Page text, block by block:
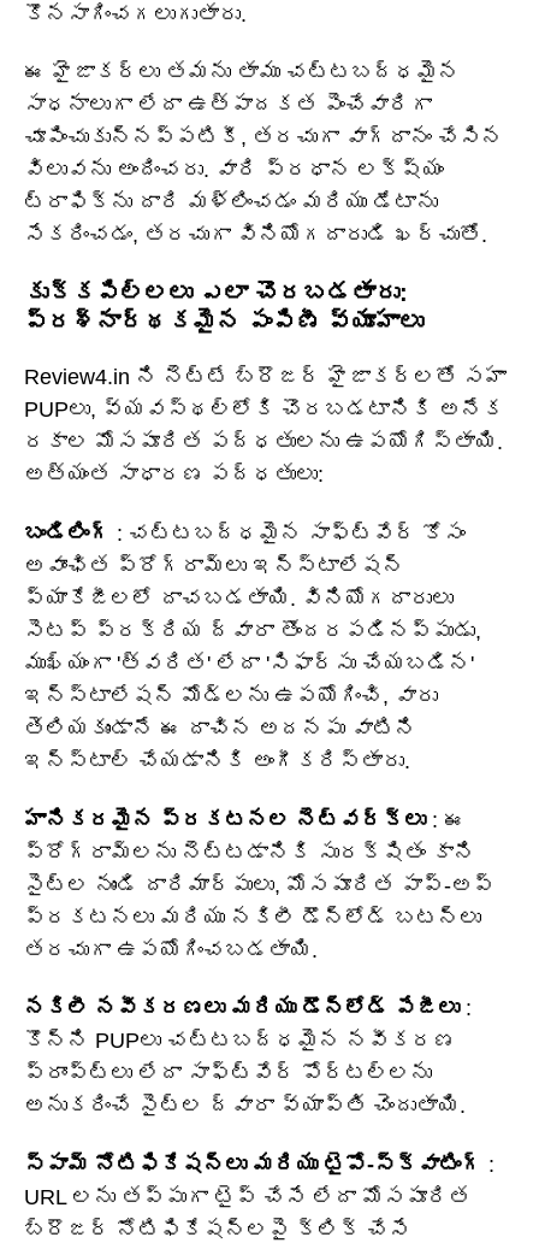
కొనసాగించగలుగుతారు.
ఈ హైజాకర్లు తమను తాము చట్టబద్ధమైన
సాధనాలుగా లేదా ఉత్పాదకత పెంచేవారిగా
చూపించుకున్నప్పటికీ, తరచుగా వాగ్దానం చేసిన
విలువను అందించరు. వారి ప్రధాన లక్ష్యం
ట్రాఫిక్‌ను దారి మళ్లించడం మరియు డేటాను
సేకరించడం, తరచుగా వినియోగదారుడి ఖర్చుతో.
కుక్కపిల్లలు ఎలా చొరబడతారు:
ప్రశ్నార్థకమైన పంపిణీ వ్యూహాలు
Review4.in ని నెట్టే బ్రౌజర్ హైజాకర్లతో సహా
PUPలు, వ్యవస్థల్లోకి చొరబడటానికి అనేక
రకాల మోసపూరిత పద్ధతులను ఉపయోగిస్తాయి.
అత్యంత సాధారణ పద్ధతులు:
బండిలింగ్
: చట్టబద్ధమైన సాఫ్ట్‌వేర్ కోసం
అవాంఛిత ప్రోగ్రామ్‌లు ఇన్‌స్టాలేషన్
ప్యాకేజీలలో దాచబడతాయి. వినియోగదారులు
సెటప్ ప్రక్రియ ద్వారా తొందరపడినప్పుడు,
ముఖ్యంగా 'త్వరిత' లేదా 'సిఫార్సు చేయబడిన'
ఇన్‌స్టాలేషన్ మోడ్‌లను ఉపయోగించి, వారు
తెలియకుండానే ఈ దాచిన అదనపు వాటిని
ఇన్‌స్టాల్ చేయడానికి అంగీకరిస్తారు.
హానికరమైన ప్రకటనల నెట్‌వర్క్‌లు: ఈ
ప్రోగ్రామ్‌లను నెట్టడానికి సురక్షితం కాని
సైట్‌ల నుండి దారిమార్పులు, మోసపూరిత పాప్-అప్
ప్రకటనలు మరియు నకిలీ డౌన్‌లోడ్ బటన్‌లు
తరచుగా ఉపయోగించబడతాయి.
నకిలీ నవీకరణలు మరియు డౌన్‌లోడ్ పేజీలు:
కొన్ని PUPలు చట్టబద్ధమైన నవీకరణ
ప్రాంప్ట్‌లు లేదా సాఫ్ట్‌వేర్ పోర్టల్‌లను
అనుకరించే సైట్‌ల ద్వారా వ్యాప్తి చెందుతాయి.
స్పామ్ నోటిఫికేషన్‌లు మరియు టైపో-స్క్వాటింగ్
:
URL లను తప్పుగా టైప్ చేసే లేదా మోసపూరిత
బ్రౌజర్ నోటిఫికేషన్‌లపై క్లిక్ చేసే